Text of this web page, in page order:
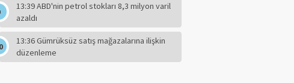
13:39 ABD'nin petrol stokları 8,3 milyon varil
azaldı
13:36 Gümrüksüz satış mağazalarına ilişkin
düzenleme
F.ALPER GÜLTEPE
CHP'li Başkanın
Dilindeki Kin,
Hafızadaki Gerçeği
Silemez